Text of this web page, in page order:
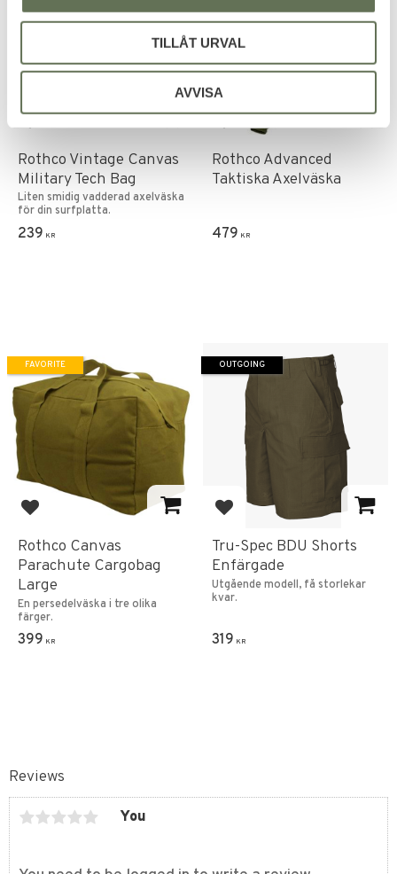
TILLÅT URVAL
AVVISA
Reviews
You
Add to favorites
Rothco Vintage Canvas
Military Tech Bag
Liten smidig vadderad axelväska
för din surfplatta.
239 KR
Add to favorites
Rothco Advanced
Taktiska Axelväska
479 KR
Add to favorites
Rothco Canvas
Parachute Cargobag
Large
En persedelväska i tre olika
färger.
399 KR
FAVORITE
Add to favorites
Tru-Spec BDU Shorts
Enfärgade
Utgående modell, få storlekar
kvar.
319 KR
OUTGOING